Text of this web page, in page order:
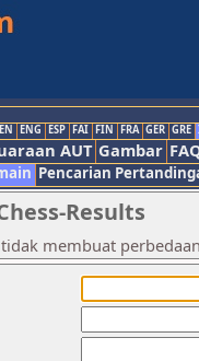
ENG ESP FAI FIN FRA GER GRE
AUT Gambar
Pencarian
Results
membuat